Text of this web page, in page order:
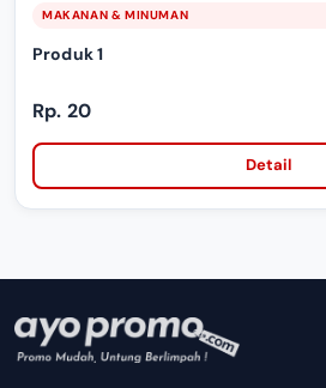
MAKANAN & MINUMAN
Produk 1
Rp. 20
Detail